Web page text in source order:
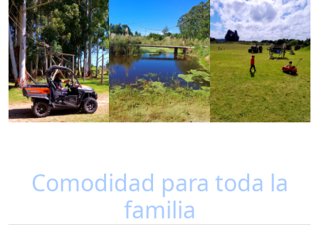
Comodidad para toda la
familia